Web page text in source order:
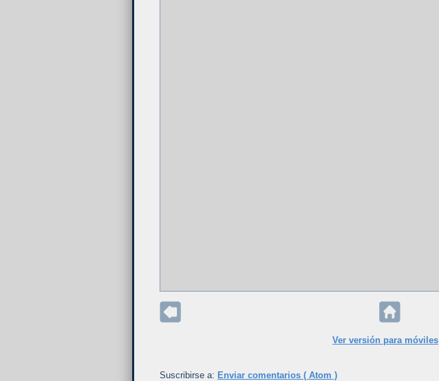
Ver versión para móviles
Suscribirse a: Enviar comentarios ( Atom )